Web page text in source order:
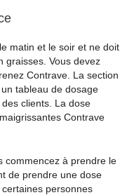
matin et le soir et ne doit
graisses. Vous devez
Contrave. La section
tableau de dosage
clients. La dose
Contrave
commencez à prendre le
de prendre une dose
personnes